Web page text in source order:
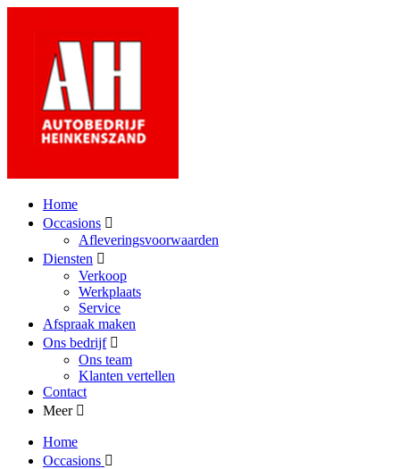
Home
Occasions
Afleveringsvoorwaarden
Diensten
Verkoop
Werkplaats
Service
Afspraak maken
Ons bedrijf
Ons team
Klanten vertellen
Contact
Meer
Home
Occasions